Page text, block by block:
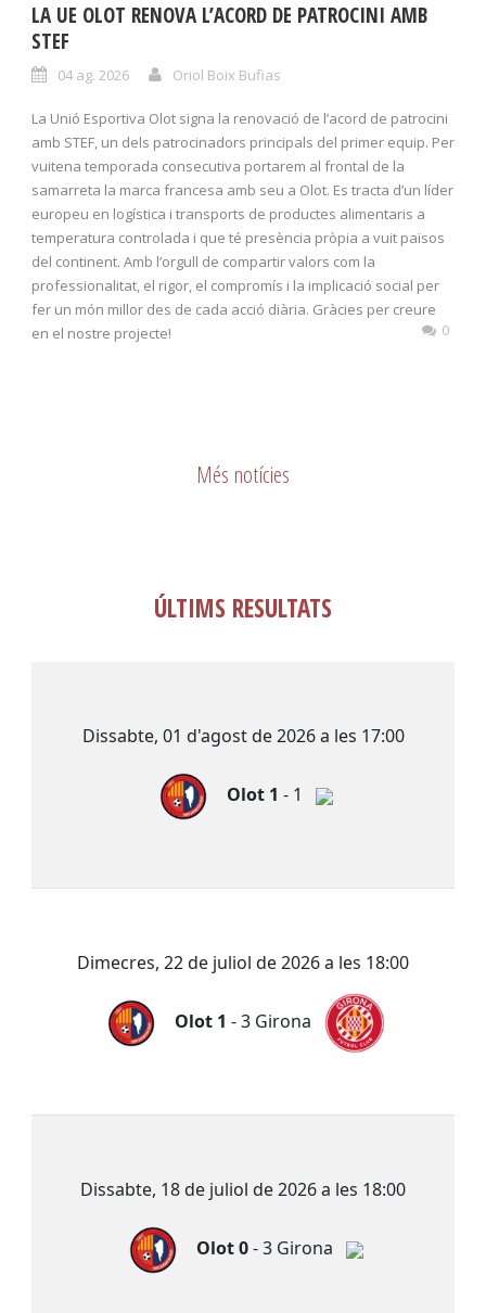
LA UE OLOT RENOVA L’ACORD DE PATROCINI AMB
STEF
04 ag. 2026 Oriol Boix Bufias
La Unió Esportiva Olot signa la renovació de l’acord de patrocini
amb STEF, un dels patrocinadors principals del primer equip. Per
vuitena temporada consecutiva portarem al frontal de la
samarreta la marca francesa amb seu a Olot. Es tracta d’un líder
europeu en logística i transports de productes alimentaris a
temperatura controlada i que té presència pròpia a vuit països
del continent. Amb l’orgull de compartir valors com la
professionalitat, el rigor, el compromís i la implicació social per
fer un món millor des de cada acció diària. Gràcies per creure
en el nostre projecte!
0
Més notícies
ÚLTIMS RESULTATS